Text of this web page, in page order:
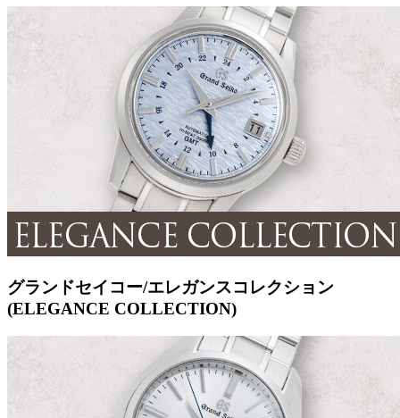
グランドセイコー/エレガンスコレクション
(ELEGANCE COLLECTION)